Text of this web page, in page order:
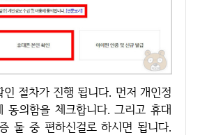
동의함을 체크합니다. 그리고 휴대
둘 중 편하신걸로 하시면 됩니다.